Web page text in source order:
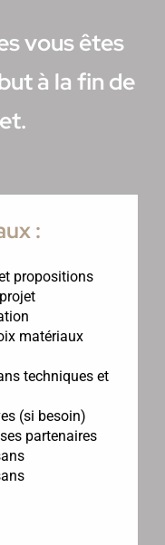
vous êtes
à la fin de
:
propositions
matériaux
techniques et
(si besoin)
partenaires